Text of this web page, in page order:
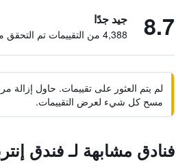
8.7 جيد جدًا
4,388 من التقييمات تم التحقق منها
لم يتم العثور على تقييمات. حاول إزالة
مسح كل شيء لعرض التقييمات.
فنادق مشابهة لـ فندق